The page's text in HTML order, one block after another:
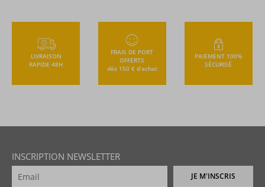
LIVRAISON
RAPIDE 48H
FRAIS DE PORT
OFFERTS
dès 150 € d’achat
PAIEMENT 100%
SÉCURISÉ
INSCRIPTION NEWSLETTER
JE M'INSCRIS